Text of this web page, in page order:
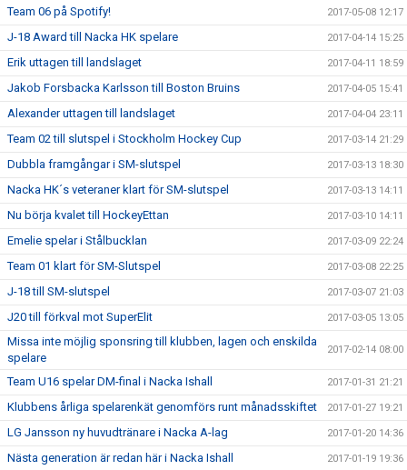
Team 06 på Spotify! 2017-05-08 12:17
J-18 Award till Nacka HK spelare 2017-04-14 15:25
Erik uttagen till landslaget 2017-04-11 18:59
Jakob Forsbacka Karlsson till Boston Bruins 2017-04-05 15:41
Alexander uttagen till landslaget 2017-04-04 23:11
Team 02 till slutspel i Stockholm Hockey Cup 2017-03-14 21:29
Dubbla framgångar i SM-slutspel 2017-03-13 18:30
Nacka HK´s veteraner klart för SM-slutspel 2017-03-13 14:11
Nu börja kvalet till HockeyEttan 2017-03-10 14:11
Emelie spelar i Stålbucklan 2017-03-09 22:24
Team 01 klart för SM-Slutspel 2017-03-08 22:25
J-18 till SM-slutspel 2017-03-07 21:03
J20 till förkval mot SuperElit 2017-03-05 13:05
Missa inte möjlig sponsring till klubben, lagen och enskilda
spelare
2017-02-14 08:00
Team U16 spelar DM-final i Nacka Ishall 2017-01-31 21:21
Klubbens årliga spelarenkät genomförs runt månadsskiftet 2017-01-27 19:21
LG Jansson ny huvudtränare i Nacka A-lag 2017-01-20 14:36
Nästa generation är redan här i Nacka Ishall 2017-01-19 19:36